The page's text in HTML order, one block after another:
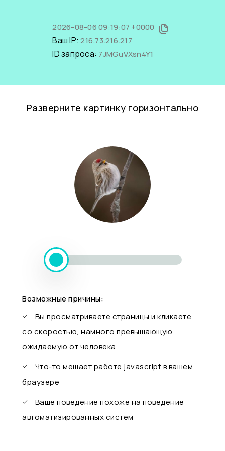
2026-08-06 09:19:07 +0000
Ваш IP:216.73.216.217
ID запроса: 7JMGuVXsn4Y1
Разверните картинку горизонтально
Возможные причины:
Вы просматриваете страницы и кликаете
со скоростью, намного превышающую
ожидаемую от человека
Что-то мешает работе javascript в вашем
браузере
Ваше поведение похоже на поведение
автоматизированных систем